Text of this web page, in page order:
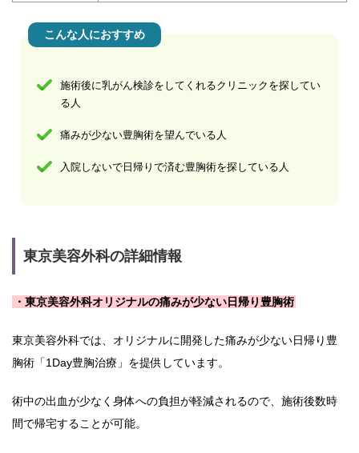
こんな人におすすめ
施術後に乳がん検診をしてくれるクリニックを探してい
る人
痛みが少ない豊胸術を望んでいる人
入院しないで日帰りで済む豊胸術を探している人
東京美容外科の詳細情報
・東京美容外科オリジナルの痛みが少ない日帰り豊胸術
東京美容外科では、オリジナルに開発した痛みが少ない日帰り豊
胸術「1Day豊胸治療」を提供しています。
術中の出血が少なく身体への負担が軽減されるので、施術後数時
間で帰宅することが可能。